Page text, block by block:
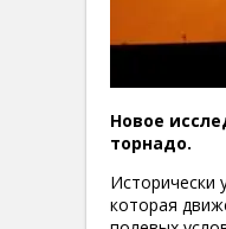
Новое
торнадо.
Исторически
которая